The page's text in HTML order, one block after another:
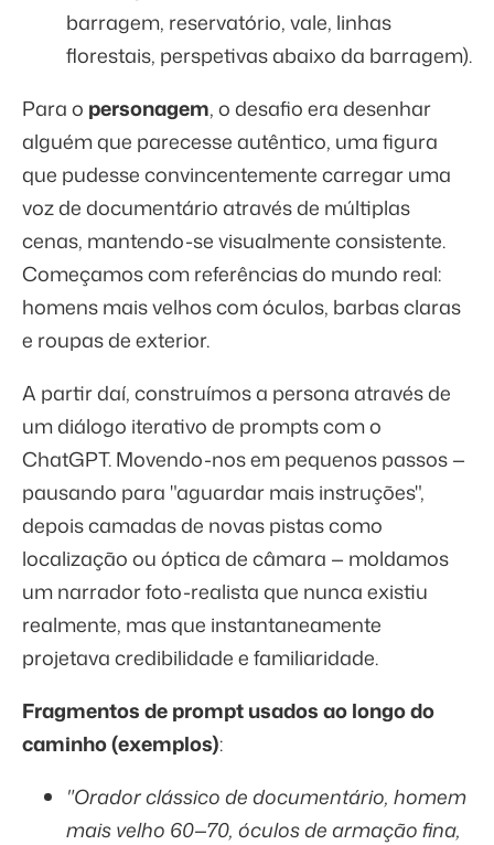
barragem, reservatório, vale, linhas
florestais, perspetivas abaixo da barragem).
Para o personagem, o desafio era desenhar
alguém que parecesse autêntico, uma figura
que pudesse convincentemente carregar uma
voz de documentário através de múltiplas
cenas, mantendo-se visualmente consistente.
Começamos com referências do mundo real:
homens mais velhos com óculos, barbas claras
e roupas de exterior.
A partir daí, construímos a persona através de
um diálogo iterativo de prompts com o
ChatGPT. Movendo-nos em pequenos passos —
pausando para "aguardar mais instruções",
depois camadas de novas pistas como
localização ou óptica de câmara — moldamos
um narrador foto-realista que nunca existiu
realmente, mas que instantaneamente
projetava credibilidade e familiaridade.
Fragmentos de prompt usados ao longo do
caminho (exemplos):
"Orador clássico de documentário, homem
mais velho 60—70, óculos de armação fina,